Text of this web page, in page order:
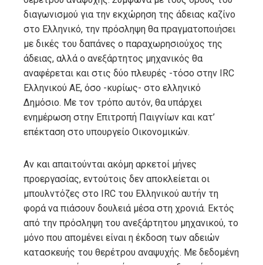
διαγωνισμού για την εκχώρηση της άδειας καζίνο
στο Ελληνικό, την πρόσληψη θα πραγματοποιήσει
με δικές του δαπάνες ο παραχωρησιούχος της
άδειας, αλλά ο ανεξάρτητος μηχανικός θα
αναφέρεται και στις δύο πλευρές -τόσο στην IRC
Ελληνικού ΑΕ, όσο -κυρίως- στο ελληνικό
Δημόσιο. Με τον τρόπο αυτόν, θα υπάρχει
ενημέρωση στην Επιτροπή Παιγνίων και κατ’
επέκταση στο υπουργείο Οικονομικών.
Αν και απαιτούνται ακόμη αρκετοί μήνες
προεργασίας, εντούτοις δεν αποκλείεται οι
μπουλντόζες στο IRC του Ελληνικού αυτήν τη
φορά να πιάσουν δουλειά μέσα στη χρονιά. Εκτός
από την πρόσληψη του ανεξάρτητου μηχανικού, το
μόνο που απομένει είναι η έκδοση των αδειών
κατασκευής του θερέτρου αναψυχής. Με δεδομένη